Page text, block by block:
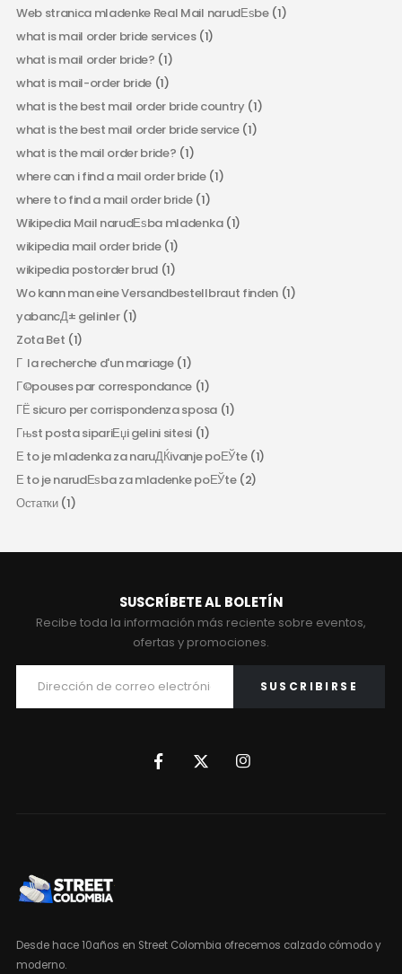
Web stranica mladenke Real Mail narudЕѕbe(1)
what is mail order bride services(1)
what is mail order bride? (1)
what is mail-order bride (1)
what is the best mail order bride country(1)
what is the best mail order bride service(1)
what is the mail order bride? (1)
where can i find a mail order bride(1)
where to find a mail order bride(1)
Wikipedia Mail narudЕѕba mladenka(1)
wikipedia mail order bride(1)
wikipedia postorder brud (1)
Wo kann man eine Versandbestellbraut finden(1)
yabancД± gelinler(1)
Zota Bet (1)
Г la recherche d'un mariage(1)
Г©pouses par correspondance (1)
ГЁ sicuro per corrispondenza sposa(1)
Гњst posta sipariЕџi gelini sitesi(1)
Е to je mladenka za naruДЌivanje poЕЎte(1)
Е to je narudЕѕba za mladenke poЕЎte(2)
Остатки(1)
SUSCRÍBETE AL BOLETÍN
Recibe toda la información más reciente sobre eventos,
ofertas y promociones.
Desde hace 10años en Street Colombia ofrecemos calzado cómodo y
moderno.